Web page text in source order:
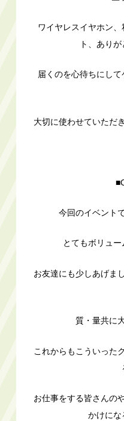
ワイヤレスイヤホン
ト、ありが
届くのを心待ちにし
大切に使わせていただ
今回のイベント
とてもボリュー
お友達にも少しあげま
質・量共に
これからもこういった
お仕事をする皆さんの
かけにな